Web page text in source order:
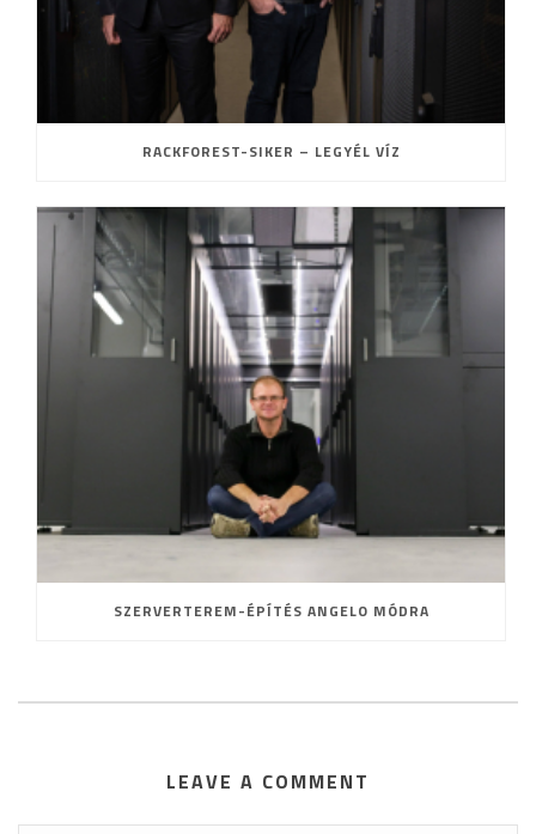
RACKFOREST-SIKER – LEGYÉL VÍZ
SZERVERTEREM-ÉPÍTÉS ANGELO MÓDRA
LEAVE A COMMENT